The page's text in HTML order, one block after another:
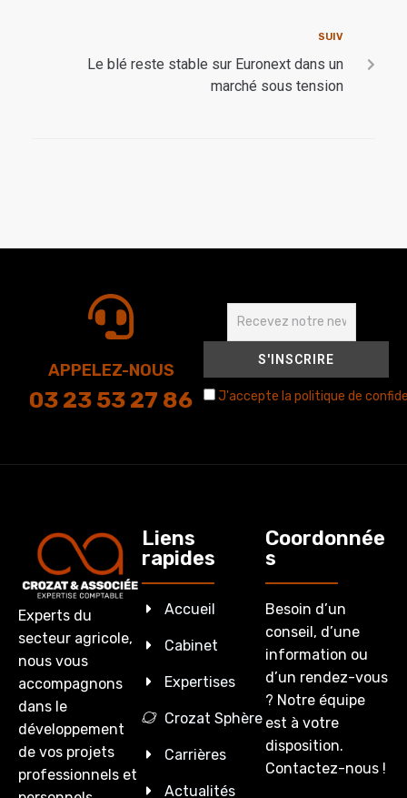
SUIV
Le blé reste stable sur Euronext dans un
marché sous tension
APPELEZ-NOUS
03 23 53 27 86 J'accepte la politique de
Experts du
secteur agricole,
nous vous
accompagnons
dans le
développement
de vos projets
professionnels et
Liens
rapides
Accueil
Cabinet
Expertises
Crozat Sphère
Carrières
Actualités
Coordonnée
s
Besoin d’un
conseil, d’une
information ou
d’un rendez-vous
? Notre équipe
est à votre
disposition.
Contactez-nous !